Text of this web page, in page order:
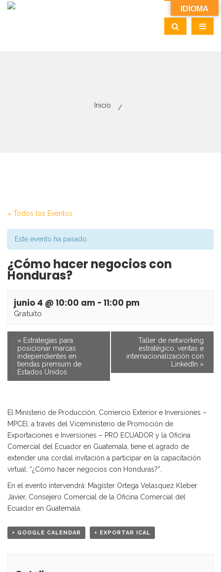
Inicio
« Todos los Eventos
Este evento ha pasado.
¿Cómo hacer negocios con
Honduras?
junio 4 @ 10:00 am - 11:00 pm
Gratuito
« Estrategias para
posicionar marcas
independientes en
tiendas premium de
Estados Unidos
Taller de networking
estratégico, ventas e
internacionalización con
LinkedIn »
El Ministerio de Producción, Comercio Exterior e Inversiones –
MPCEI, a través del Viceministerio de Promoción de
Exportaciones e Inversiones – PRO ECUADOR y la Oficina
Comercial del Ecuador en Guatemala, tiene el agrado de
extender una cordial invitación a participar en la capacitación
virtual: “¿Cómo hacer negocios con Honduras?”.
En el evento intervendrá: Magíster Ortega Velasquez Kleber
Javier, Consejero Comercial de la Oficina Comercial del
Ecuador en Guatemala.
+ GOOGLE CALENDAR + EXPORTAR ICAL
IDIOMA